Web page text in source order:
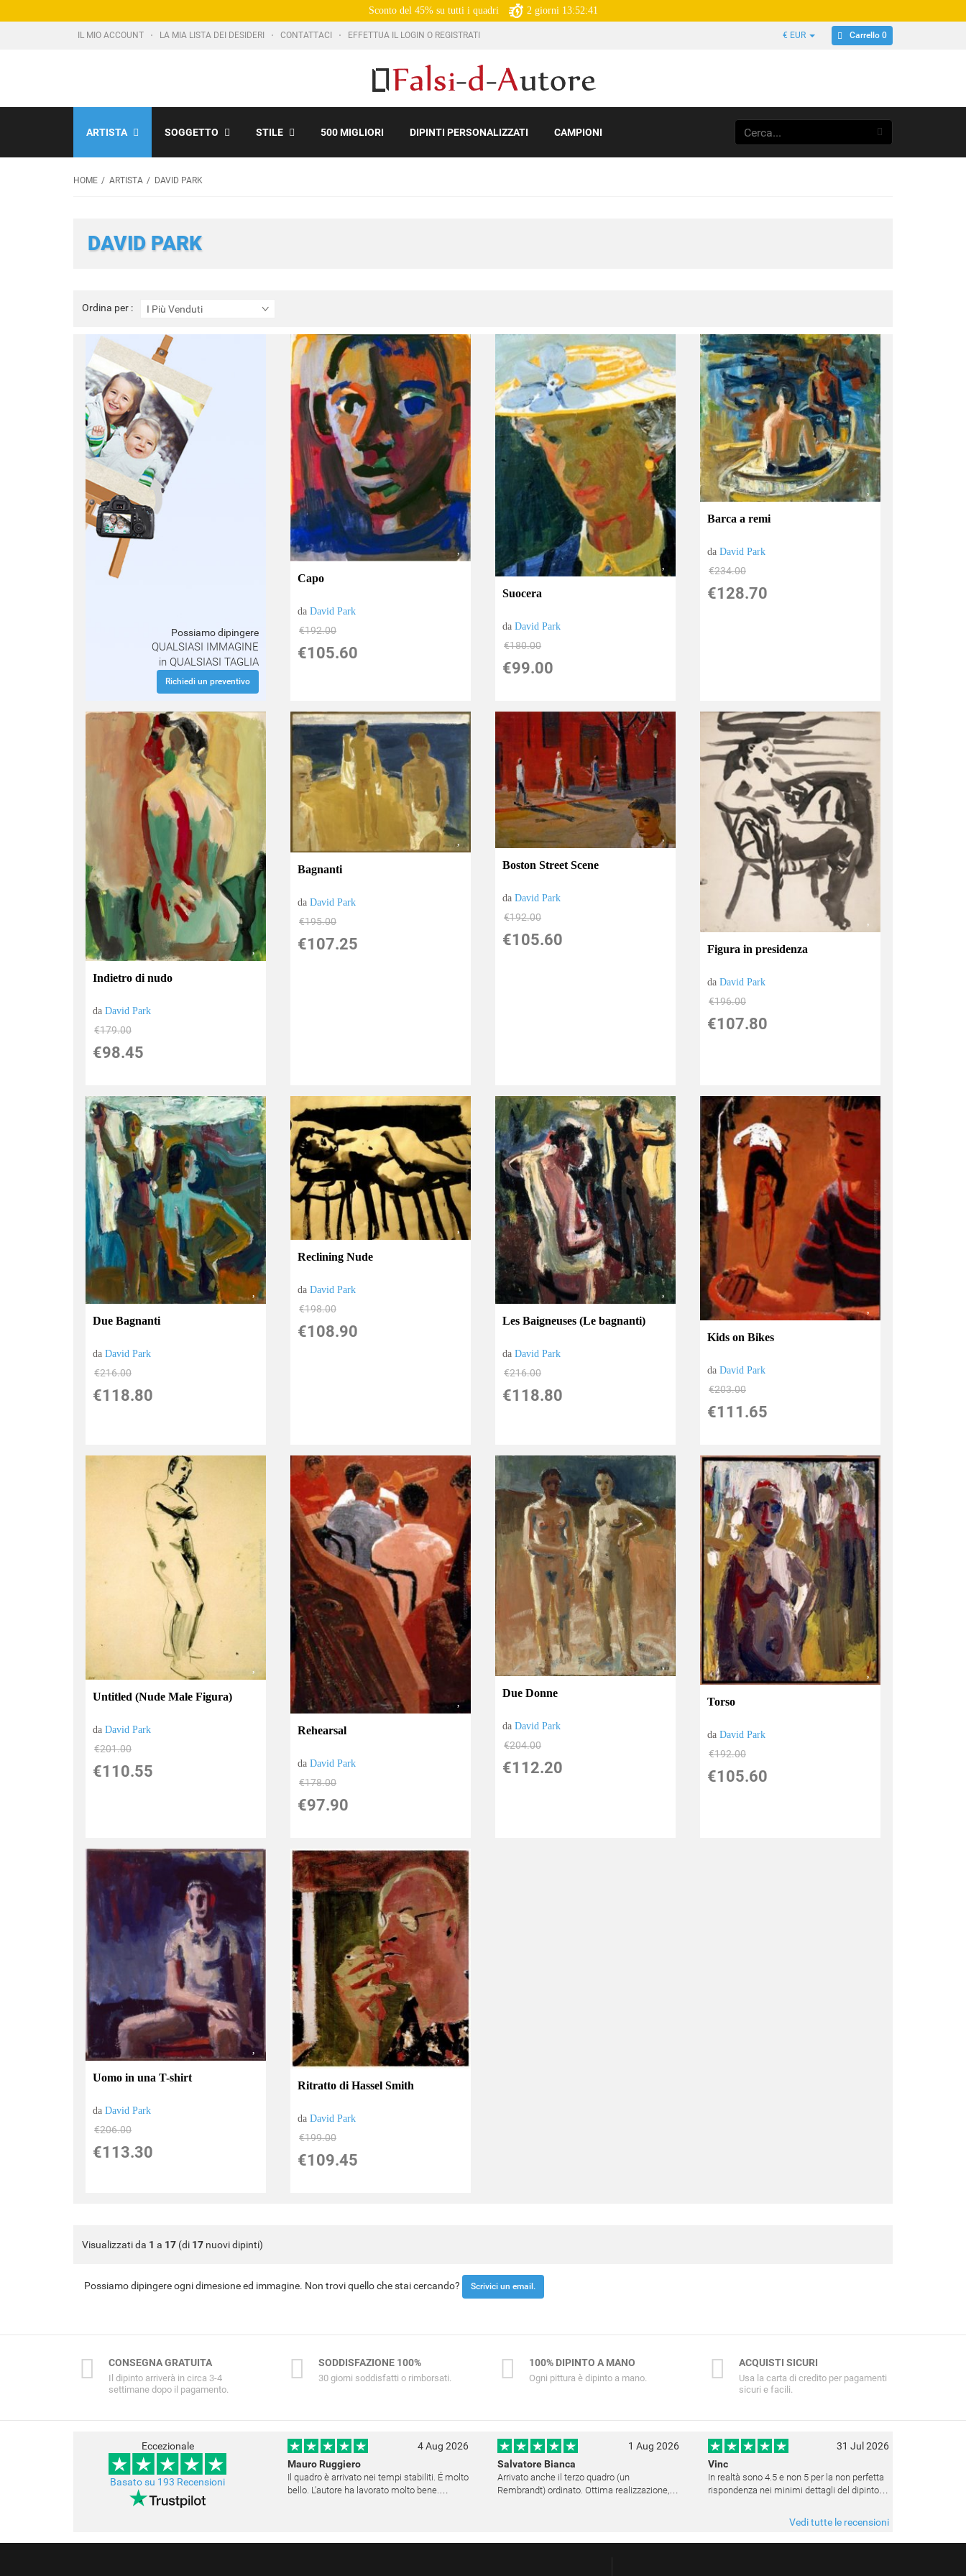
Sconto del 45% su tutti i quadri 2 giorni 13:52:39
IL MIO ACCOUNT LA MIA LISTA DEI DESIDERI CONTATTACI EFFETTUA IL LOGIN O REGISTRATI € EUR Carrello 0
ARTISTA SOGGETTO STILE 500 MIGLIORI DIPINTI PERSONALIZZATI CAMPIONI
HOME ARTISTA DAVID PARK
DAVID PARK
Ordina per : I Più Venduti
Ordina
per
Possiamo dipingere
QUALSIASI IMMAGINE
in QUALSIASI TAGLIA
Richiedi un preventivo
Capo
daDavid Park
€192.00
€105.60
Suocera
daDavid Park
€180.00
€99.00
Barca a remi
daDavid Park
€234.00
€128.70
Indietro di nudo
daDavid Park
€179.00
€98.45
Bagnanti
daDavid Park
€195.00
€107.25
Boston Street Scene
daDavid Park
€192.00
€105.60
Figura in presidenza
daDavid Park
€196.00
€107.80
Due Bagnanti
daDavid Park
€216.00
€118.80
Reclining Nude
daDavid Park
€198.00
€108.90
Les Baigneuses (Le bagnanti)
daDavid Park
€216.00
€118.80
Kids on Bikes
daDavid Park
€203.00
€111.65
Untitled (Nude Male Figura)
daDavid Park
€201.00
€110.55
Rehearsal
daDavid Park
€178.00
€97.90
Due Donne
daDavid Park
€204.00
€112.20
Torso
daDavid Park
€192.00
€105.60
Uomo in una T-shirt
daDavid Park
€206.00
€113.30
Ritratto di Hassel Smith
daDavid Park
€199.00
€109.45
Visualizzati da 1 a 17 (di 17 nuovi dipinti)
Possiamo dipingere ogni dimesione ed immagine. Non trovi quello che stai cercando? Scrivici un email.
CONSEGNA GRATUITA
Il dipinto arriverà in circa 3-4
settimane dopo il pagamento.
SODDISFAZIONE 100%
30 giorni soddisfatti o rimborsati.
100% DIPINTO A MANO
Ogni pittura è dipinto a mano.
ACQUISTI SICURI
Usa la carta di credito per pagamenti
sicuri e facili.
Eccezionale
Basato su 193 Recensioni
4 Aug 2026
Mauro Ruggiero
Il quadro è arrivato nei tempi stabiliti. É molto
bello. L'autore ha lavorato molto bene.
1 Aug 2026
Salvatore Bianca
Arrivato anche il terzo quadro (un
Rembrandt) ordinato. Ottima realizzazione,
appesi
31 Jul 2026
Vinc
In realtà sono 4.5 e non 5 per la non perfetta
rispondenza nei minimi dettagli del dipinto.
dipinto, da quando è stato spedito, è giunto in
Vedi tutte le recensioni